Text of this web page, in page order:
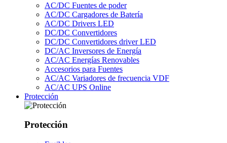
AC/DC Fuentes de poder
AC/DC Cargadores de Batería
AC/DC Drivers LED
DC/DC Convertidores
DC/DC Convertidores driver LED
DC/AC Inversores de Energía
AC/AC Energías Renovables
Accesorios para Fuentes
AC/AC Variadores de frecuencia VDF
AC/AC UPS Online
Protección
Protección